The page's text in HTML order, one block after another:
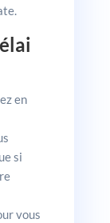
en
si
vous